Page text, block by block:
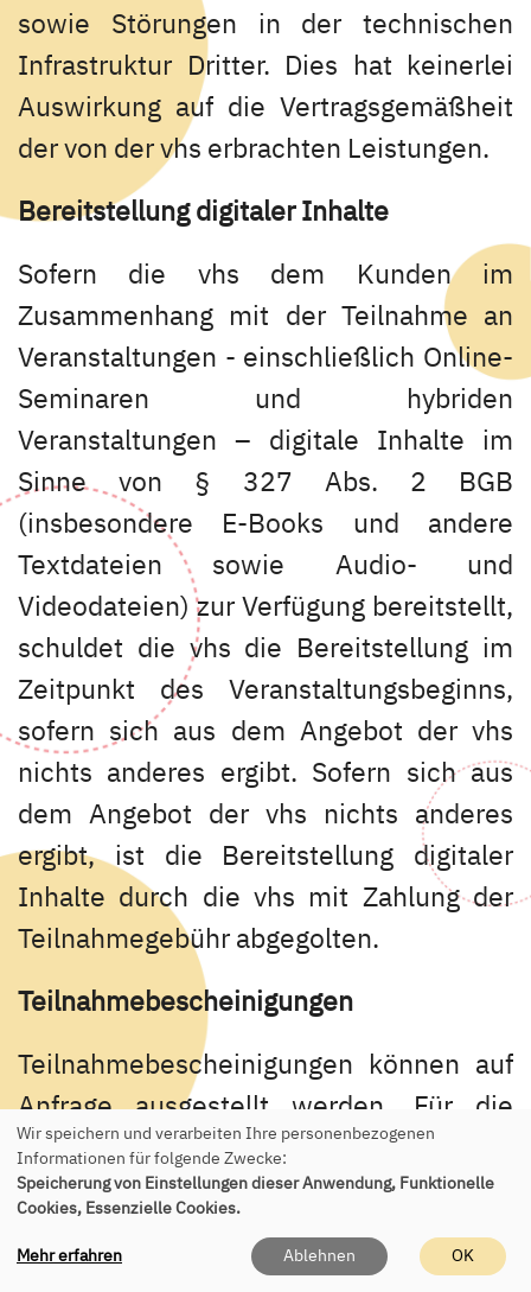
sowie Störungen in der technischen
Infrastruktur Dritter. Dies hat keinerlei
Auswirkung auf die Vertragsgemäßheit
der von der vhs erbrachten Leistungen.
Bereitstellung digitaler Inhalte
Sofern die vhs dem Kunden im
Zusammenhang mit der Teilnahme an
Veranstaltungen - einschließlich Online-
Seminaren und hybriden
Veranstaltungen – digitale Inhalte im
Sinne von § 327 Abs. 2 BGB
(insbesondere E-Books und andere
Textdateien sowie Audio- und
Videodateien) zur Verfügung bereitstellt,
schuldet die vhs die Bereitstellung im
Zeitpunkt des Veranstaltungsbeginns,
sofern sich aus dem Angebot der vhs
nichts anderes ergibt. Sofern sich aus
dem Angebot der vhs nichts anderes
ergibt, ist die Bereitstellung digitaler
Inhalte durch die vhs mit Zahlung der
Teilnahmegebühr abgegolten.
Teilnahmebescheinigungen
Teilnahmebescheinigungen können auf
Anfrage ausgestellt werden. Für die
Erstellung einer
Teilnahmebescheinigung können
zusätzliche Kosten anfallen, die dem
Kunden mitgeteilt werden, bevor dieser
Wir speichern und verarbeiten Ihre personenbezogenen
Informationen für folgende Zwecke:
Speicherung von Einstellungen dieser Anwendung, Funktionelle
Cookies, Essenzielle Cookies.
Mehr erfahren Ablehnen OK